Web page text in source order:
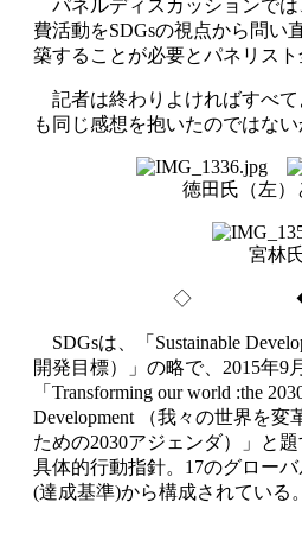
パネルディスカッションでは
費活動をSDGsの視点から問い
築することが必要とパネリスト
記者は終わりよければすべ
も同じ感想を抱いたのではない
徳田氏（左）
宮林
◇
SDGsは、「Sustainable
開発目標）」の略で、2015年9
「Transforming our world :the
Development （我々の世界を
ための2030アジェンダ）」と
具体的行動指針。17のグロー
(達成基準)から構成されている。